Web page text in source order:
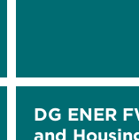
DG ENER
and